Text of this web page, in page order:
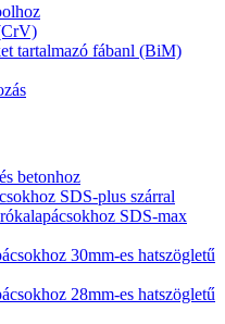
tartalmazó fábanl (BiM)
betonhoz
SDS-plus szárral
SDS-max
30mm-es hatszögletű
28mm-es hatszögletű